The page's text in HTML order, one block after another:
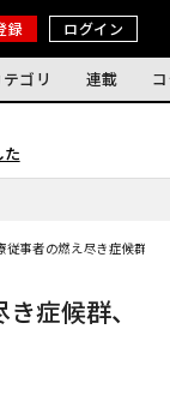
録 ログイン
ゴリ 連載
従事者の燃え尽き症候群、
症候群、